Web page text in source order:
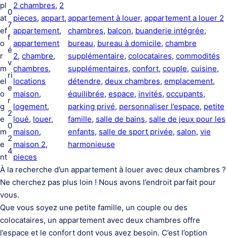
pl
at
ef
o
r
m
el
o
g
e
m
e
nt
0
7
f
é
v
ri
e
r
2
0
2
4
2 chambres, 2
pieces, appart ,
appartement
appartement
2, chambre
chambres
locations
maison
logement
loué, louer
maison
maison 2
pieces
appartement à louer, appartement a louer 2
chambres, balcon, buanderie intégrée
bureau, bureau à domicile, chambre
supplémentaire, colocataires, commodités
supplémentaires, confort, couple, cuisine
détendre, deux chambres, emplacement
équilibrée, espace, invités, occupants
parking privé, personnaliser l’espace, petite
famille, salle de bains, salle de jeux pour les
enfants, salle de sport privée, salon, vie
harmonieuse
À la recherche d’un appartement à louer avec deux chambres ?
Ne cherchez pas plus loin ! Nous avons l’endroit parfait pour
vous.
Que vous soyez une petite famille, un couple ou des
colocataires, un appartement avec deux chambres offre
l’espace et le confort dont vous avez besoin. C’est l’option